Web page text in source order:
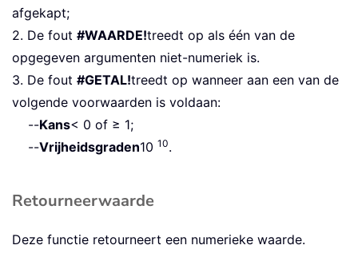
afgekapt;
2. De fout #WAARDE!treedt op als één van de
opgegeven argumenten niet-numeriek is.
3. De fout #GETAL!treedt op wanneer aan een van de
volgende voorwaarden is voldaan:
--Kans< 0 of ≥ 1;
--Vrijheidsgraden10 10.
Retourneerwaarde
Deze functie retourneert een numerieke waarde.